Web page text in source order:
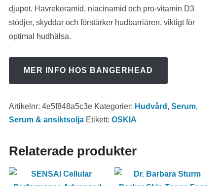
djupet. Havrekeramid, niacinamid och pro-vitamin D3
stödjer, skyddar och förstärker hudbarriären, viktigt för
optimal hudhälsa.
MER INFO HOS BANGERHEAD
Artikelnr: 4e5f848a5c3e Kategorier: Hudvård , Serum,
Serum & ansiktsolja Etikett: OSKIA
Relaterade produkter